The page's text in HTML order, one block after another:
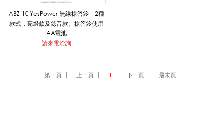
Z
ABZ-10 YesPower 無線搶答鈴 2種
款式，亮燈款及錄音款。搶答鈴使用
AA電池
請來電洽詢
第一頁 上一頁 1 下一頁 最末頁